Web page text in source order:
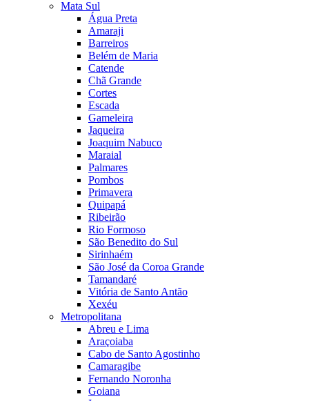
Mata Sul
Água Preta
Amaraji
Barreiros
Belém de Maria
Catende
Chã Grande
Cortes
Escada
Gameleira
Jaqueira
Joaquim Nabuco
Maraial
Palmares
Pombos
Primavera
Quipapá
Ribeirão
Rio Formoso
São Benedito do Sul
Sirinhaém
São José da Coroa Grande
Tamandaré
Vitória de Santo Antão
Xexéu
Metropolitana
Abreu e Lima
Araçoiaba
Cabo de Santo Agostinho
Camaragibe
Fernando Noronha
Goiana